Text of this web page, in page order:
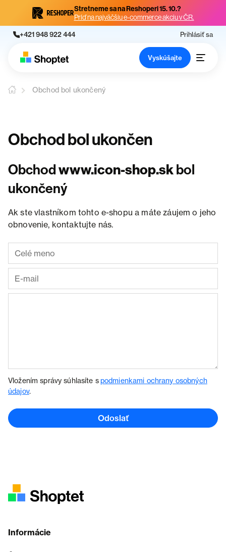
Stretneme sa na Reshoperi 15. 10.?
Príď na najväčšiu e-commerce akciu v ČR.
+421 948 922 444 Prihlásiť sa
Vyskúšajte
Obchod bol ukončený
Obchod bol ukončen
Obchodwww.icon-shop.skbol
ukončený
Ak ste vlastníkom tohto e-shopu a máte záujem o jeho
obnovenie, kontaktujte nás.
Vložením správy súhlasíte spodmienkami ochrany osobných
údajov.
Odoslať
Informácie